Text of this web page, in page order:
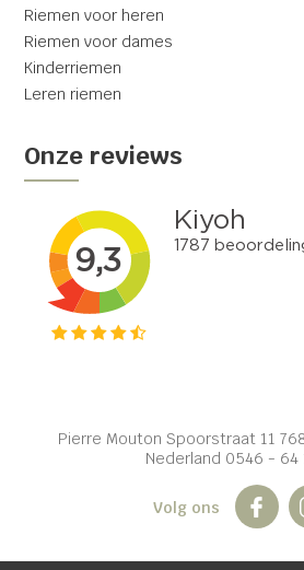
Riemen voor heren
Riemen voor dames
Kinderriemen
Leren riemen
Onze reviews
Pierre Mouton Spoorstraat 11
Nederland 0546 - 64
Volg ons